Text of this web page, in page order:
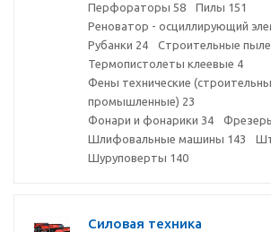
Перфораторы 58 Пилы 151
Реноватор - осциллирующий
Рубанки 24 Строительные
Термопистолеты клеевые 4
Фены технические
промышленные) 23
Фонари и фонарики 34
Шлифовальные машины 143
Шуруповерты 140
Силовая техника